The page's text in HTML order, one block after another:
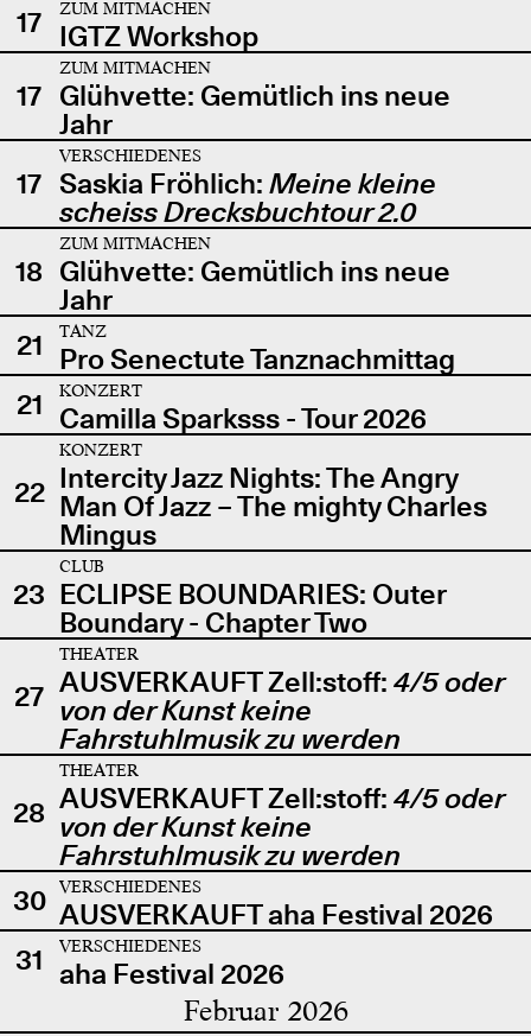
17
ZUM MITMACHEN
IGTZ Workshop
17
ZUM MITMACHEN
Glühvette: Gemütlich ins neue
Jahr
17
VERSCHIEDENES
Saskia Fröhlich: Meine kleine
scheiss Drecksbuchtour 2.0
18
ZUM MITMACHEN
Glühvette: Gemütlich ins neue
Jahr
21
TANZ
Pro Senectute Tanznachmittag
21
KONZERT
Camilla Sparksss - Tour 2026
22
KONZERT
Intercity Jazz Nights: The Angry
Man Of Jazz – The mighty Charles
Mingus
23
CLUB
ECLIPSE BOUNDARIES: Outer
Boundary - Chapter Two
27
THEATER
AUSVERKAUFT Zell:stoff: 4/5 oder
von der Kunst keine
Fahrstuhlmusik zu werden
28
THEATER
AUSVERKAUFT Zell:stoff: 4/5 oder
von der Kunst keine
Fahrstuhlmusik zu werden
30
VERSCHIEDENES
AUSVERKAUFT aha Festival 2026
31
VERSCHIEDENES
aha Festival 2026
Februar 2026